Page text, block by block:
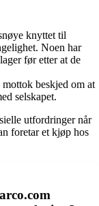
knyttet til
Noen har
før etter at de
beskjed om at
selskapet.
utfordringer når
foretar et kjøp hos